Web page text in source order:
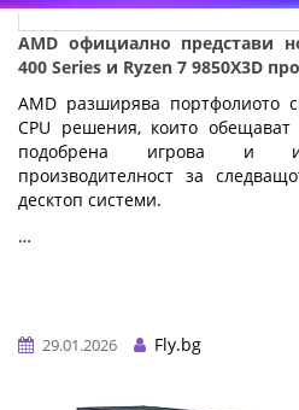
AMD официално представи
400 Series и Ryzen 7 9850X3D
AMD разширява портфолиото
CPU решения, които
подобрена игрова и
производителност за
десктоп системи.
…
29.01.2026
Fly.bg